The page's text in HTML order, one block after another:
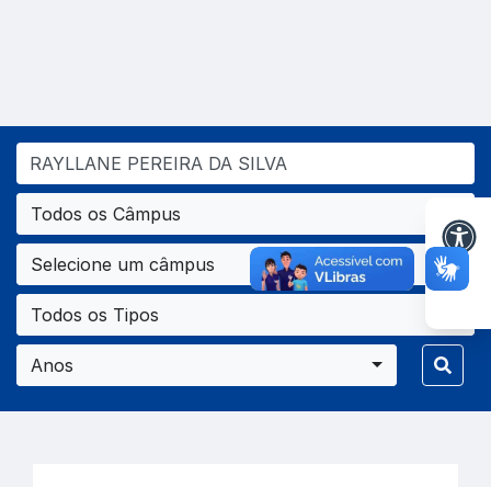
Todos os Câmpus
Selecione um câmpus
Todos os Tipos
Anos